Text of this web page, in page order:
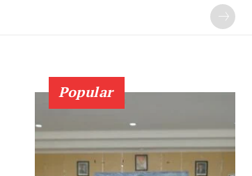
Popular